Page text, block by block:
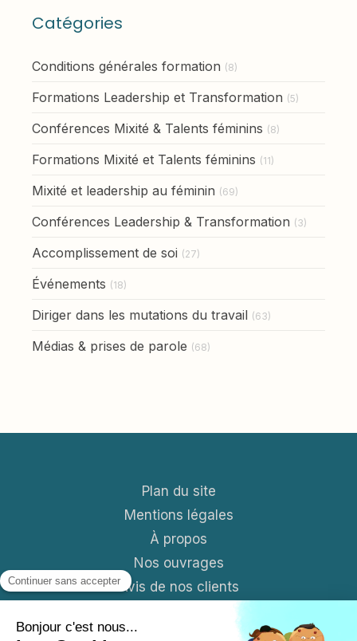
Catégories
Conditions générales formation (8)
Formations Leadership et Transformation (5)
Conférences Mixité & Talents féminins (8)
Formations Mixité et Talents féminins (11)
Mixité et leadership au féminin (69)
Conférences Leadership & Transformation (3)
Accomplissement de soi (27)
Événements (18)
Diriger dans les mutations du travail (63)
Médias & prises de parole (68)
Plan du site
Mentions légales
À propos
Nos ouvrages
Avis de nos clients